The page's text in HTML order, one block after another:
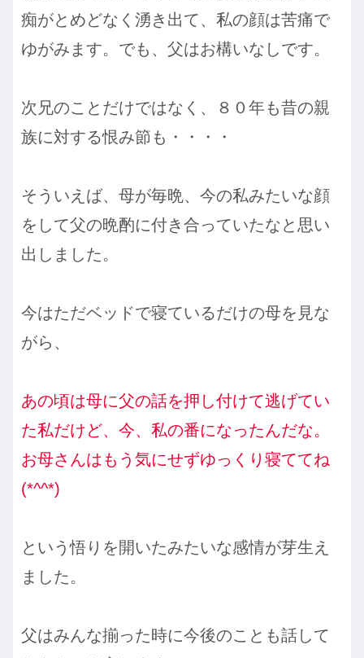
痴がとめどなく湧き出て、私の顔は苦痛で
ゆがみます。でも、父はお構いなしです。
次兄のことだけではなく、８０年も昔の親
族に対する恨み節も・・・・
そういえば、母が毎晩、今の私みたいな顔
をして父の晩酌に付き合っていたなと思い
出しました。
今はただベッドで寝ているだけの母を見な
がら、
あの頃は母に父の話を押し付けて逃げてい
た私だけど、今、私の番になったんだな。
お母さんはもう気にせずゆっくり寝ててね
(*^^*)
という悟りを開いたみたいな感情が芽生え
ました。
父はみんな揃った時に今後のことも話して